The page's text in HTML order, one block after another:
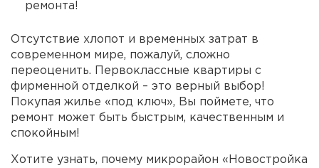
ремонта!
Отсутствие хлопот и временных затрат в
современном мире, пожалуй, сложно
переоценить. Первоклассные квартиры с
фирменной отделкой – это верный выбор!
Покупая жилье «под ключ», Вы поймете, что
ремонт может быть быстрым, качественным и
спокойным!
Хотите узнать, почему микрорайон «Новостройка